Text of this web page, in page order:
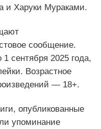
и Харуки Мураками.
сообщение.
сентября 2025 года,
Возрастное
— 18+.
опубликованные
упоминание